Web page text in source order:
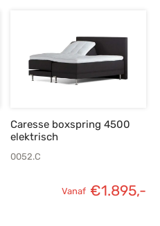
Caresse boxspring 4500
elektrisch
0052.C
Vanaf €1.895,-